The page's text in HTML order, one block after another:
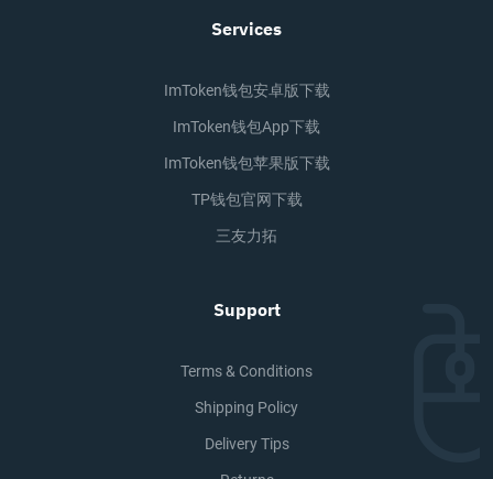
Services
ImToken钱包安卓版下载
ImToken钱包app下载
ImToken钱包苹果版下载
TP钱包官网下载
三友力拓
Support
Terms & Conditions
Shipping Policy
Delivery Tips